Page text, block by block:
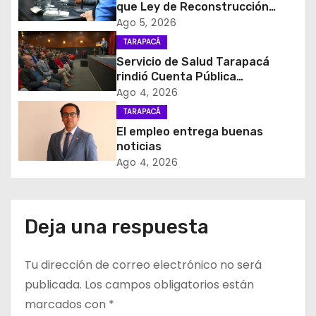
i
ó
n
d
e
t
a
d
que Ley de Reconstrucción
Nacional impulsará la inversión
y el empleo en Tarapacá
Ago 5, 2026
TARAPACÁ
Servicio de Salud Tarapacá
rindió Cuenta Pública
Participativa
Ago 4, 2026
TARAPACÁ
El empleo entrega buenas
noticias
Ago 4, 2026
Deja una respuesta
Tu dirección de correo electrónico no será
publicada. Los campos obligatorios están
marcados con *